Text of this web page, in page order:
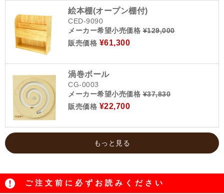
絵本棚(オープン棚付)
CED-9090
メーカー希望小売価格¥129,000
販売価格 ¥61,300
渦巻ボール
CG-0003
メーカー希望小売価格¥37,830
販売価格 ¥22,700
もっと見る
ご注文前に必ずお読みください